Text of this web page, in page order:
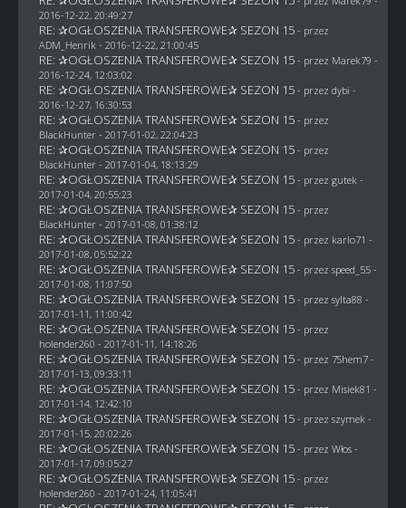
2016-12-22, 20:49:27
RE: ✰OGŁOSZENIA TRANSFEROWE✰ SEZON 15 - przez
ADM_Henrik - 2016-12-22, 21:00:45
RE: ✰OGŁOSZENIA TRANSFEROWE✰ SEZON 15 - przez Marek79 -
2016-12-24, 12:03:02
RE: ✰OGŁOSZENIA TRANSFEROWE✰ SEZON 15 - przez dybi -
2016-12-27, 16:30:53
RE: ✰OGŁOSZENIA TRANSFEROWE✰ SEZON 15 - przez
BlackHunter- 2017-01-02, 22:04:23
RE: ✰OGŁOSZENIA TRANSFEROWE✰ SEZON 15 - przez
BlackHunter- 2017-01-04, 18:13:29
RE: ✰OGŁOSZENIA TRANSFEROWE✰ SEZON 15 - przez gutek -
2017-01-04, 20:55:23
RE: ✰OGŁOSZENIA TRANSFEROWE✰ SEZON 15 - przez
BlackHunter- 2017-01-08, 01:38:12
RE: ✰OGŁOSZENIA TRANSFEROWE✰ SEZON 15 - przez karlo71 -
2017-01-08, 05:52:22
RE: ✰OGŁOSZENIA TRANSFEROWE✰ SEZON 15 - przez speed_55 -
2017-01-08, 11:07:50
RE: ✰OGŁOSZENIA TRANSFEROWE✰ SEZON 15 - przez sylta88 -
2017-01-11, 11:00:42
RE: ✰OGŁOSZENIA TRANSFEROWE✰ SEZON 15 - przez
holender260 - 2017-01-11, 14:18:26
RE: ✰OGŁOSZENIA TRANSFEROWE✰ SEZON 15 - przez 7Shem7-
2017-01-13, 09:33:11
RE: ✰OGŁOSZENIA TRANSFEROWE✰ SEZON 15 - przez Misiek81 -
2017-01-14, 12:42:10
RE: ✰OGŁOSZENIA TRANSFEROWE✰ SEZON 15 - przez szymek -
2017-01-15, 20:02:26
RE: ✰OGŁOSZENIA TRANSFEROWE✰ SEZON 15 - przez Włos-
2017-01-17, 09:05:27
RE: ✰OGŁOSZENIA TRANSFEROWE✰ SEZON 15 - przez
holender260 - 2017-01-24, 11:05:41